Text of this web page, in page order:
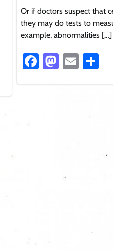
Or if doctors suspect that
they may do tests to
example, abnormalities […]
Facebook
Email